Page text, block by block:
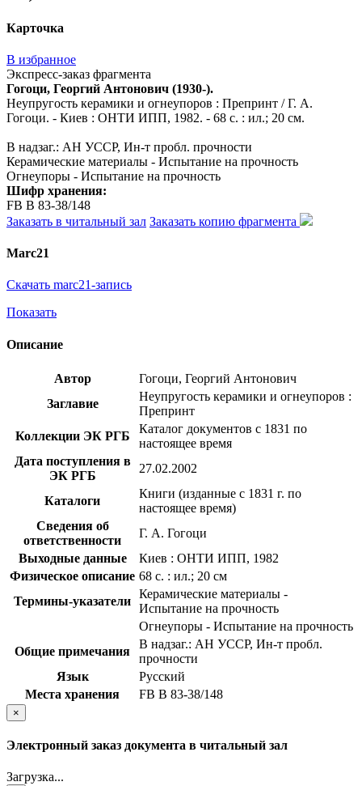
Карточка
В избранное
Экспресс-заказ фрагмента
Гогоци, Георгий Антонович (1930-).
Неупругость керамики и огнеупоров : Препринт / Г. А.
Гогоци. - Киев : ОНТИ ИПП, 1982. - 68 с. : ил.; 20 см.
В надзаг.: АН УССР, Ин-т пробл. прочности
Керамические материалы - Испытание на прочность
Огнеупоры - Испытание на прочность
Шифр хранения:
FB В 83-38/148
Заказать в читальный зал Заказать копию фрагмента
Marc21
Скачать marc21-запись
Показать
Описание
Автор
Гогоци, Георгий Антонович
Заглавие
Неупругость керамики и огнеупоров :
Препринт
Коллекции ЭК РГБ
Каталог документов с 1831 по
настоящее время
Дата поступления в
ЭК РГБ
27.02.2002
Каталоги
Книги (изданные с 1831 г. по
настоящее время)
Сведения об
ответственности
Г. А. Гогоци
Выходные данные
Киев : ОНТИ ИПП, 1982
Физическое описание 68 с. : ил.; 20 см
Термины-указатели
Керамические материалы -
Испытание на прочность
Огнеупоры - Испытание на прочность
Общие примечания
В надзаг.: АН УССР, Ин-т пробл.
прочности
Язык
Русский
Места хранения
FB В 83-38/148
×
Электронный заказ документа в читальный зал
Загрузка...